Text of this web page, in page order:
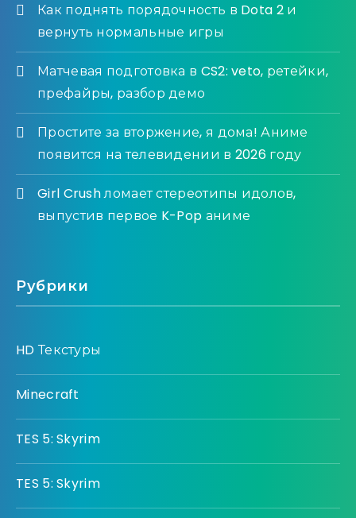
Как поднять порядочность в Dota 2 и
вернуть нормальные игры
Матчевая подготовка в CS2: veto, ретейки,
префайры, разбор демо
Простите за вторжение, я дома! Аниме
появится на телевидении в 2026 году
Girl Crush ломает стереотипы идолов,
выпустив первое K-Pop аниме
Рубрики
HD Текстуры
Minecraft
TES 5: Skyrim
TES 5: Skyrim